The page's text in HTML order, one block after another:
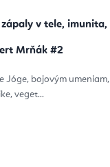
zápaly v tele, imunita,
Mrňák #2
Jóge, bojovým umeniam,
veget...